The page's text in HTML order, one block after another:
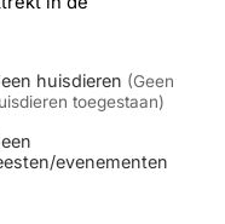
huisdieren (Geen
toegestaan)
evenementen